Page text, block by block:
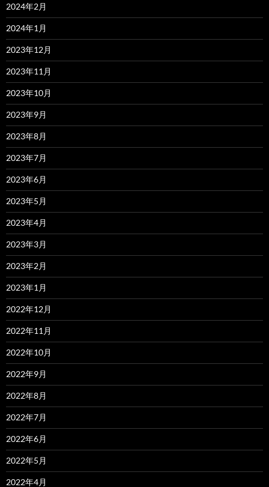
2024年2月
2024年1月
2023年12月
2023年11月
2023年10月
2023年9月
2023年8月
2023年7月
2023年6月
2023年5月
2023年4月
2023年3月
2023年2月
2023年1月
2022年12月
2022年11月
2022年10月
2022年9月
2022年8月
2022年7月
2022年6月
2022年5月
2022年4月